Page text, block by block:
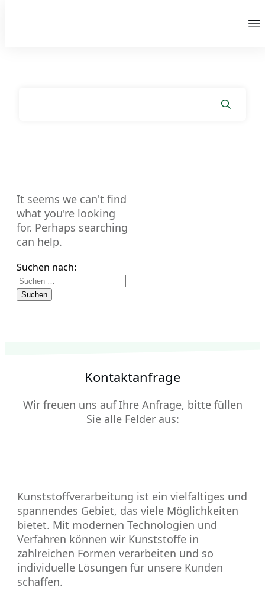
It seems we can't find
what you're looking
for. Perhaps searching
can help.
Suchen nach:
Kontaktanfrage
Wir freuen uns auf Ihre Anfrage, bitte füllen
Sie alle Felder aus:
Kunststoffverarbeitung ist ein vielfältiges und
spannendes Gebiet, das viele Möglichkeiten
bietet. Mit modernen Technologien und
Verfahren können wir Kunststoffe in
zahlreichen Formen verarbeiten und so
individuelle Lösungen für unsere Kunden
schaffen.